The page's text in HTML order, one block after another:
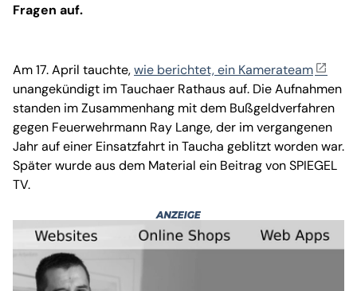
Fragen auf.
Am 17. April tauchte,wie berichtet, ein Kamerateam
unangekündigt im Tauchaer Rathaus auf. Die Aufnahmen
standen im Zusammenhang mit dem Bußgeldverfahren
gegen Feuerwehrmann Ray Lange, der im vergangenen
Jahr auf einer Einsatzfahrt in Taucha geblitzt worden war.
Später wurde aus dem Material ein Beitrag von SPIEGEL
TV.